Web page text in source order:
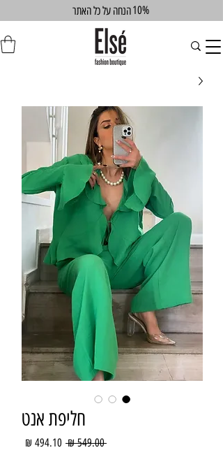
הנחה על כל האתר10%
חליפת אנט
‏549.00 ‏₪
מחיר